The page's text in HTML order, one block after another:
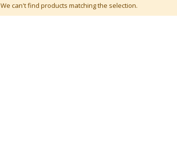
We can't find products matching the selection.